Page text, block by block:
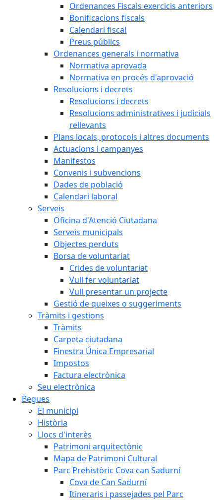
Ordenances Fiscals exercicis anteriors
Bonificacions fiscals
Calendari fiscal
Preus públics
Ordenances generals i normativa
Normativa aprovada
Normativa en procés d'aprovació
Resolucions i decrets
Resolucions i decrets
Resolucions administratives i judicials
rellevants
Plans locals, protocols i altres documents
Actuacions i campanyes
Manifestos
Convenis i subvencions
Dades de població
Calendari laboral
Serveis
Oficina d'Atenció Ciutadana
Serveis municipals
Objectes perduts
Borsa de voluntariat
Crides de voluntariat
Vull fer voluntariat
Vull presentar un projecte
Gestió de queixes o suggeriments
Tràmits i gestions
Tràmits
Carpeta ciutadana
Finestra Única Empresarial
Impostos
Factura electrònica
Seu electrònica
Begues
El municipi
Història
Llocs d'interès
Patrimoni arquitectònic
Mapa de Patrimoni Cultural
Parc Prehistòric Cova can Sadurní
Cova de Can Sadurní
Itineraris i passejades pel Parc